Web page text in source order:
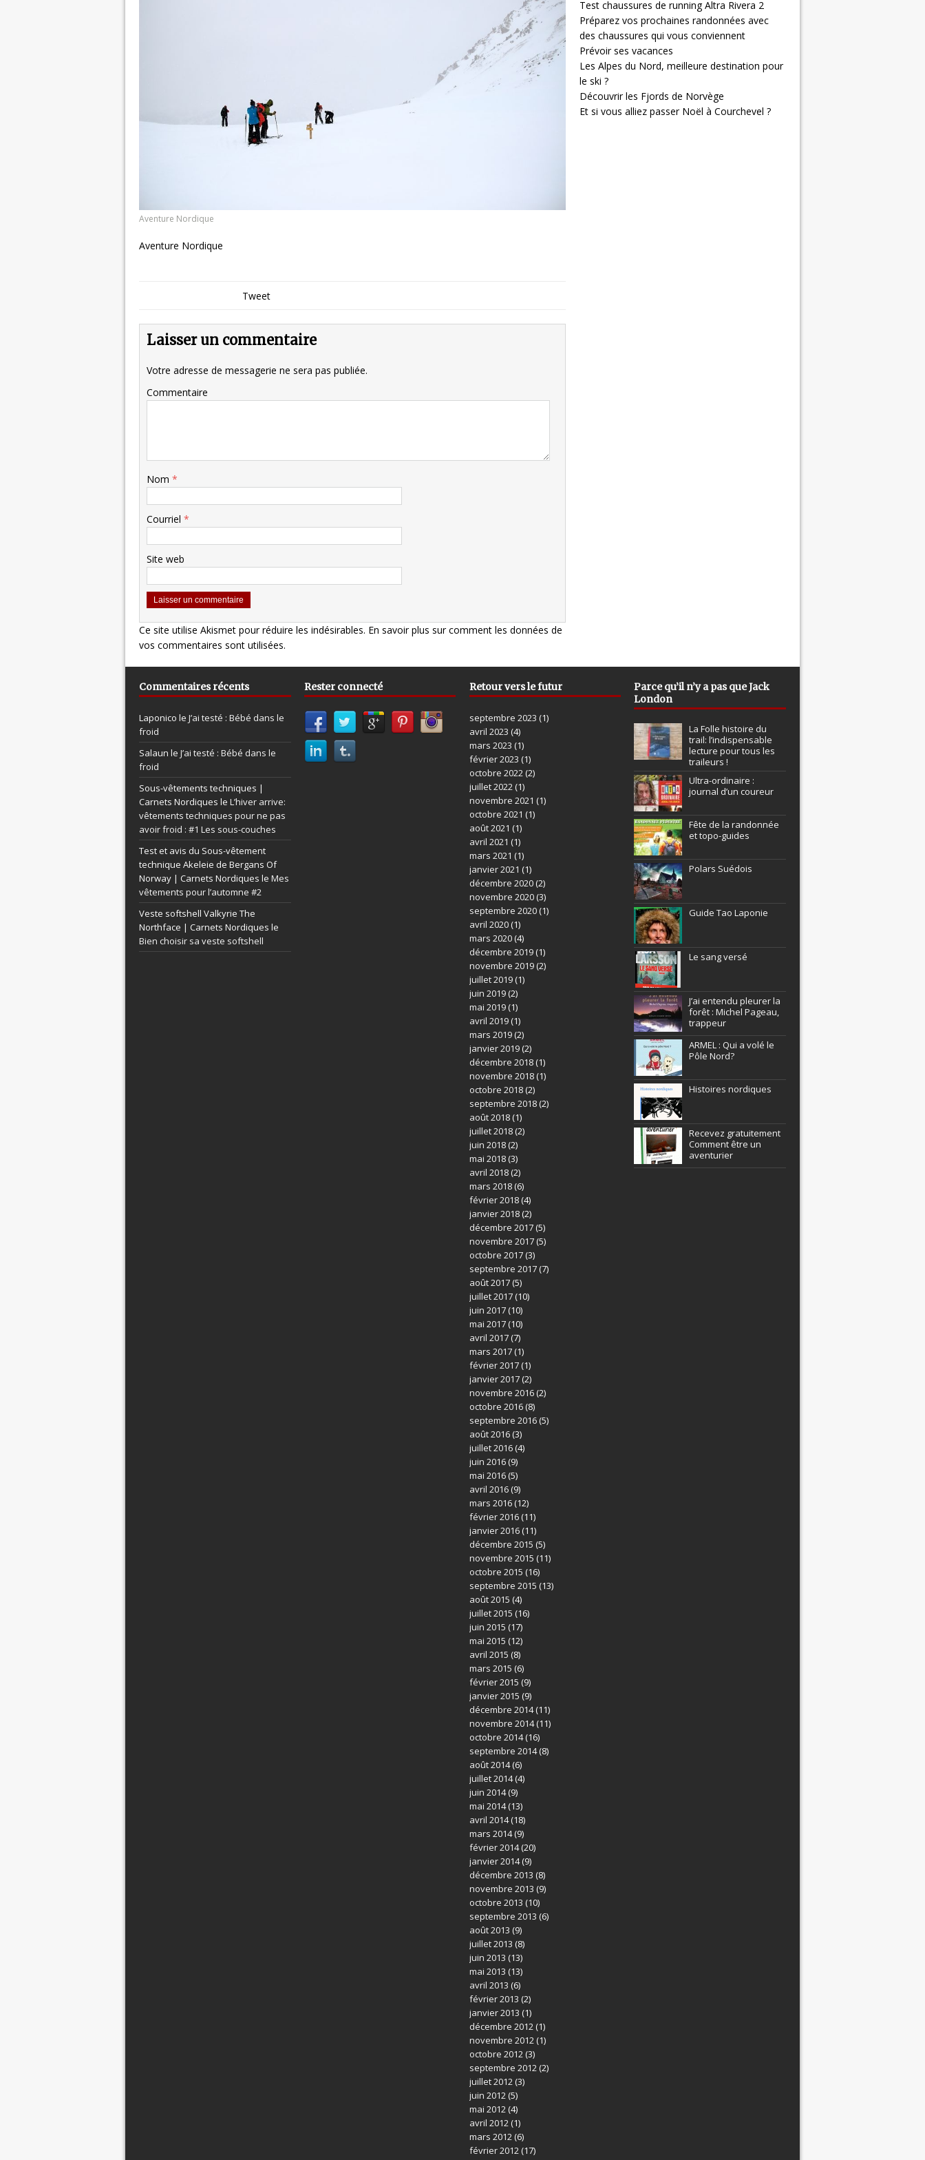
Aventure Nordique
Aventure Nordique
Tweet
Laisser un commentaire
Votre adresse de messagerie ne sera pas publiée.
Commentaire
Nom *
Courriel *
Site web
Ce site utilise Akismet pour réduire les indésirables. En savoir plus sur comment les données de
vos commentaires sont utilisées.
Test chaussures de running Altra Rivera 2
Préparez vos prochaines randonnées avec
des chaussures qui vous conviennent
Prévoir ses vacances
Les Alpes du Nord, meilleure destination pour
le ski ?
Découvrir les Fjords de Norvège
Et si vous alliez passer Noël à Courchevel ?
Commentaires récents
Laponico le J’ai testé : Bébé dans le
froid
Salaun le J’ai testé : Bébé dans le
froid
Sous-vêtements techniques |
Carnets Nordiques le L’hiver arrive:
vêtements techniques pour ne pas
avoir froid : #1 Les sous-couches
Test et avis du Sous-vêtement
technique Akeleie de Bergans Of
Norway | Carnets Nordiques le Mes
vêtements pour l’automne #2
Veste softshell Valkyrie The
Northface | Carnets Nordiques le
Bien choisir sa veste softshell
Rester connecté Retour vers le futur
septembre 2023 (1)
avril 2023 (4)
mars 2023 (1)
février 2023 (1)
octobre 2022 (2)
juillet 2022 (1)
novembre 2021 (1)
octobre 2021 (1)
août 2021 (1)
avril 2021 (1)
mars 2021 (1)
janvier 2021 (1)
décembre 2020(2)
novembre 2020(3)
septembre 2020(1)
avril 2020(1)
mars 2020(4)
décembre 2019(1)
novembre 2019(2)
juillet 2019(1)
juin 2019(2)
mai 2019(1)
avril 2019(1)
mars 2019(2)
janvier 2019(2)
décembre 2018(1)
novembre 2018(1)
octobre 2018(2)
septembre 2018(2)
août 2018(1)
juillet 2018(2)
juin 2018(2)
mai 2018(3)
avril 2018(2)
mars 2018(6)
février 2018(4)
janvier 2018(2)
décembre 2017(5)
novembre 2017(5)
octobre 2017(3)
septembre 2017(7)
août 2017(5)
juillet 2017(10)
juin 2017(10)
mai 2017(10)
avril 2017(7)
mars 2017(1)
février 2017(1)
janvier 2017(2)
novembre 2016(2)
octobre 2016(8)
septembre 2016(5)
août 2016(3)
juillet 2016(4)
juin 2016(9)
mai 2016(5)
avril 2016(9)
mars 2016(12)
février 2016(11)
janvier 2016(11)
décembre 2015 (5)
novembre 2015 (11)
octobre 2015 (16)
septembre 2015 (13)
août 2015 (4)
juillet 2015 (16)
juin 2015 (17)
mai 2015 (12)
avril 2015 (8)
mars 2015 (6)
février 2015 (9)
janvier 2015 (9)
décembre 2014(11)
novembre 2014(11)
octobre 2014(16)
septembre 2014(8)
août 2014(6)
juillet 2014(4)
juin 2014(9)
mai 2014(13)
avril 2014(18)
mars 2014(9)
février 2014(20)
janvier 2014(9)
décembre 2013 (8)
novembre 2013 (9)
octobre 2013 (10)
septembre 2013 (6)
août 2013 (9)
juillet 2013 (8)
juin 2013 (13)
mai 2013 (13)
avril 2013 (6)
février 2013 (2)
janvier 2013 (1)
décembre 2012 (1)
novembre 2012 (1)
octobre 2012 (3)
septembre 2012 (2)
juillet 2012 (3)
juin 2012 (5)
mai 2012 (4)
avril 2012 (1)
mars 2012 (6)
février 2012 (17)
Parce qu’il n’y a pas que Jack
London
La Folle histoire du
trail: l’indispensable
lecture pour tous les
traileurs !
Ultra-ordinaire :
journal d’un coureur
Fête de la randonnée
et topo-guides
Polars Suédois
Guide Tao Laponie
Le sang versé
J’ai entendu pleurer la
forêt : Michel Pageau,
trappeur
ARMEL : Qui a volé le
Pôle Nord?
Histoires nordiques
Recevez gratuitement
Comment être un
aventurier